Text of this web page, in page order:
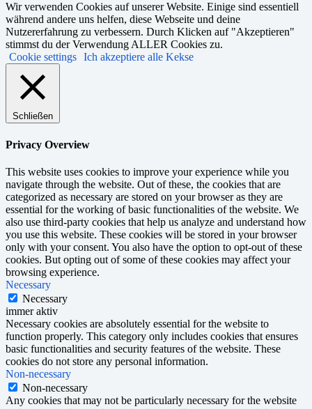
Wir verwenden Cookies auf unserer Website. Einige sind essentiell
während andere uns helfen, diese Webseite und deine
Nutzererfahrung zu verbessern. Durch Klicken auf "Akzeptieren"
stimmst du der Verwendung ALLER Cookies zu.
Cookie settings Ich akzeptiere alle Kekse
Schließen
Privacy Overview
This website uses cookies to improve your experience while you
navigate through the website. Out of these, the cookies that are
categorized as necessary are stored on your browser as they are
essential for the working of basic functionalities of the website. We
also use third-party cookies that help us analyze and understand how
you use this website. These cookies will be stored in your browser
only with your consent. You also have the option to opt-out of these
cookies. But opting out of some of these cookies may affect your
browsing experience.
Necessary
Necessary
immer aktiv
Necessary cookies are absolutely essential for the website to
function properly. This category only includes cookies that ensures
basic functionalities and security features of the website. These
cookies do not store any personal information.
Non-necessary
Non-necessary
Any cookies that may not be particularly necessary for the website